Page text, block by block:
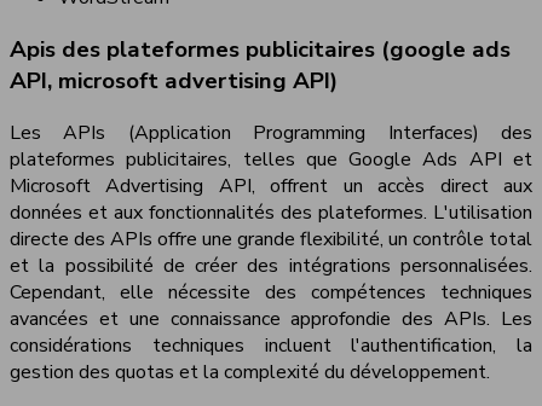
Apis des plateformes publicitaires (google ads
API, microsoft advertising API)
Les APIs (Application Programming Interfaces) des
plateformes publicitaires, telles que Google Ads API et
Microsoft Advertising API, offrent un accès direct aux
données et aux fonctionnalités des plateformes. L'utilisation
directe des APIs offre une grande flexibilité, un contrôle total
et la possibilité de créer des intégrations personnalisées.
Cependant, elle nécessite des compétences techniques
avancées et une connaissance approfondie des APIs. Les
considérations techniques incluent l'authentification, la
gestion des quotas et la complexité du développement.